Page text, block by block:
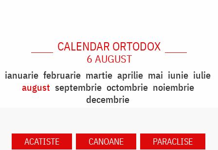
CALENDAR ORTODOX
6 AUGUST
ianuarie februarie martie aprilie mai iunie iulie
august septembrie octombrie noiembrie
decembrie
ACATISTE CANOANE
PARACLISE